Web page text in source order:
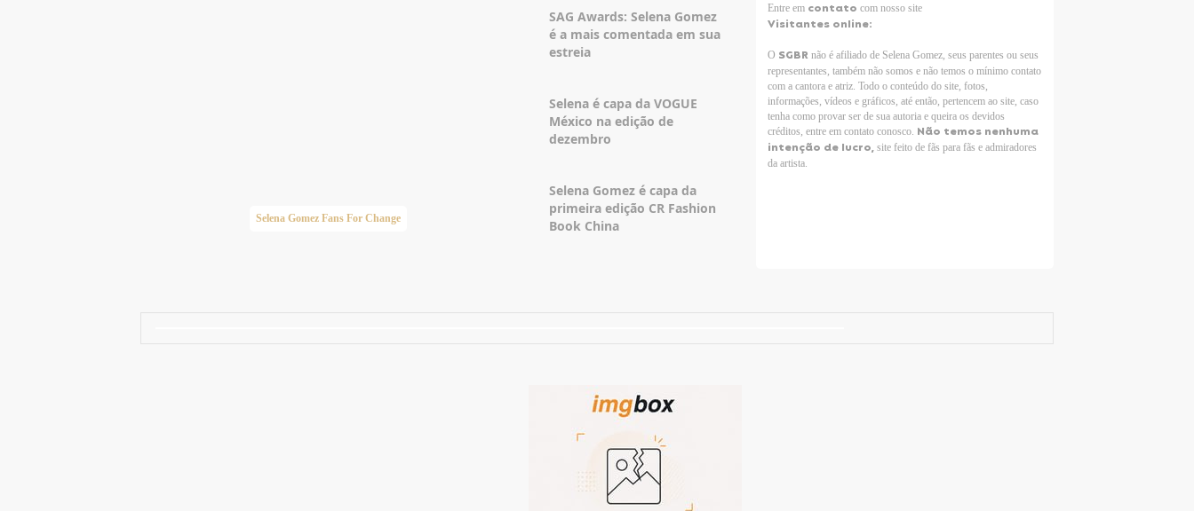
Selena Gomez Fans For Change Taylor Swift Brasil
SAG Awards: Selena Gomez
é a mais comentada em sua
estreia
Selena é capa da VOGUE
México na edição de
dezembro
Selena Gomez é capa da
primeira edição CR Fashion
Book China
Entre em contatocom nosso site
Visitantes online:
O SGBR não é afiliado de Selena Gomez, seus parentes ou seus
representantes, também não somos e não temos o mínimo contato
com a cantora e atriz. Todo o conteúdo do site, fotos,
informações, vídeos e gráficos, até então, pertencem ao site, caso
tenha como provar ser de sua autoria e queira os devidos
créditos, entre em contato conosco. Não temos nenhuma
intenção de lucro,site feito de fãs para fãs e admiradores
da artista.